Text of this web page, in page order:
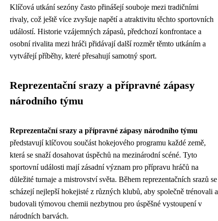
Klíčová utkání sezóny často přinášejí souboje mezi tradičními
rivaly, což ještě více zvyšuje napětí a atraktivitu těchto sportovních
událostí. Historie vzájemných zápasů, předchozí konfrontace a
osobní rivalita mezi hráči přidávají další rozměr těmto utkáním a
vytvářejí příběhy, které přesahují samotný sport.
Reprezentační srazy a přípravné zápasy
národního týmu
Reprezentační srazy a přípravné zápasy národního týmu
představují klíčovou součást hokejového programu každé země,
která se snaží dosahovat úspěchů na mezinárodní scéné. Tyto
sportovní události mají zásadní význam pro přípravu hráčů na
důležité turnaje a mistrovství světa. Během reprezentačních srazů se
scházejí nejlepší hokejisté z různých klubů, aby společně trénovali a
budovali týmovou chemii nezbytnou pro úspěšné vystoupení v
národních barvách.